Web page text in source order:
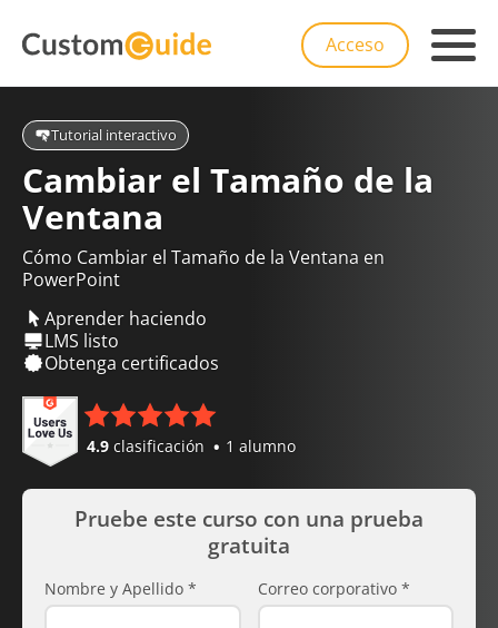
Acceso
Tutorial interactivo
Cambiar el Tamaño de la
Ventana
Cómo Cambiar el Tamaño de la Ventana en
PowerPoint
Aprender haciendo
LMS listo
Obtenga certificados
4.9 clasificación 1 alumno
Pruebe este curso con una prueba
gratuita
Nombre y Apellido * Correo corporativo *